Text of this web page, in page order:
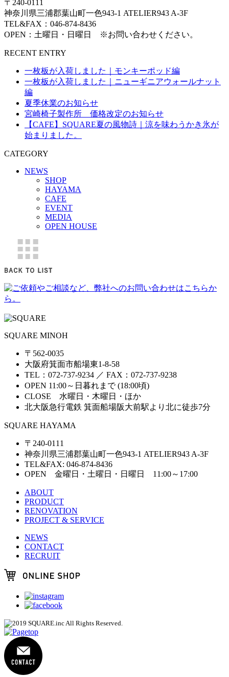
〒240-0111
神奈川県三浦郡葉山町一色943-1 ATELIER943 A-3F
TEL&FAX：046-874-8436
OPEN：土曜日・日曜日 ※お問い合わせください。
RECENT ENTRY
一枚板が入荷しました｜モンキーポッド編
一枚板が入荷しました｜ニューギニアウォールナット
編
夏季休業のお知らせ
宮崎椅子製作所 価格改定のお知らせ
【CAFE】SQUARE夏の風物詩｜涼を味わうかき氷が
始まりました。
CATEGORY
NEWS
SHOP
HAYAMA
CAFE
EVENT
MEDIA
OPEN HOUSE
SQUARE MINOH
〒562-0035
大阪府箕面市船場東1-8-58
TEL：072-737-9234 ／ FAX：072-737-9238
OPEN 11:00～日暮れまで (18:00頃)
CLOSE 水曜日・木曜日・ほか
北大阪急行電鉄 箕面船場阪大前駅より北に徒歩7分
SQUARE HAYAMA
〒240-0111
神奈川県三浦郡葉山町一色943-1 ATELIER943 A-3F
TEL&FAX: 046-874-8436
OPEN 金曜日・土曜日・日曜日 11:00～17:00
ABOUT
PRODUCT
RENOVATION
PROJECT & SERVICE
NEWS
CONTACT
RECRUIT